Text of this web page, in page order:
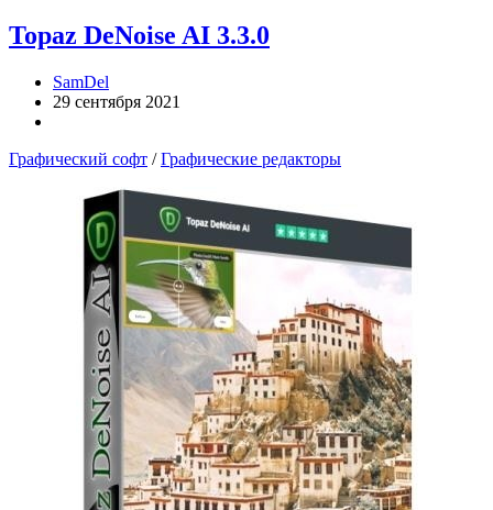
Topaz DeNoise AI 3.3.0
SamDel
29 сентября 2021
Графический софт /Графические редакторы